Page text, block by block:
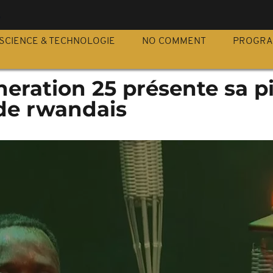
SCIENCE & TECHNOLOGIE NO COMMENT
25 présente sa
rwandais